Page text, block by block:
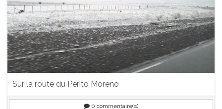
Sur la route du Perito Moreno
0 commentaire(s)